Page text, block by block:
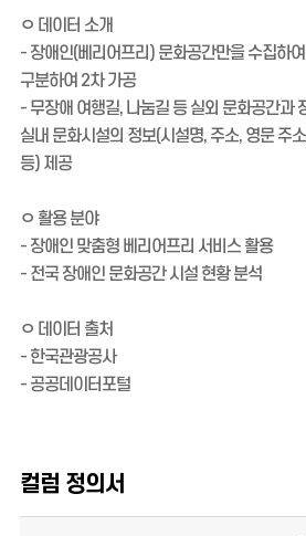
ㅇ 데이터 소개
- 장애인(베리어프리) 문화공간만을 수집하
구분하여 2차 가공
- 무장애 여행길, 나눔길 등 실외 문화공간과
실내 문화시설의 정보(시설명, 주소, 영문 주
등) 제공
ㅇ 활용 분야
- 장애인 맞춤형 베리어프리 서비스 활용
- 전국 장애인 문화공간 시설 현황 분석
ㅇ 데이터 출처
- 한국관광공사
- 공공데이터포털
컬럼 정의서